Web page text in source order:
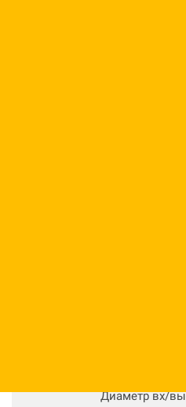
Диаметр вх/